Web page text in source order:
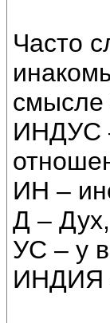
Часто
смысле
ИНДУС
ИН –
Д –
УС – у
ИНДИЯ